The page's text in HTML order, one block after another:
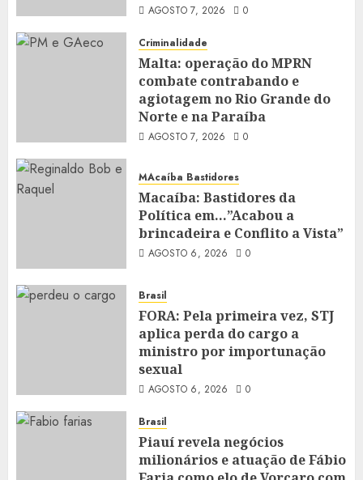
AGOSTO 7, 2026 0
Criminalidade
Malta: operação do MPRN
combate contrabando e
agiotagem no Rio Grande do
Norte e na Paraíba
AGOSTO 7, 2026 0
MAcaíba Bastidores
Macaíba: Bastidores da
Política em…”Acabou a
brincadeira e Conflito a Vista”
AGOSTO 6, 2026 0
Brasil
FORA: Pela primeira vez, STJ
aplica perda do cargo a
ministro por importunação
sexual
AGOSTO 6, 2026 0
Brasil
Piauí revela negócios
milionários e atuação de Fábio